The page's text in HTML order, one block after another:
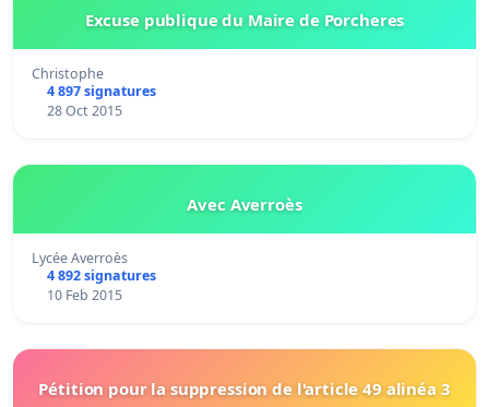
Excuse publique du Maire de Porcheres
Christophe
4 897 signatures
28 Oct 2015
Avec Averroès
Lycée Averroès
4 892 signatures
10 Feb 2015
Pétition pour la suppression de l'article 49 alinéa 3